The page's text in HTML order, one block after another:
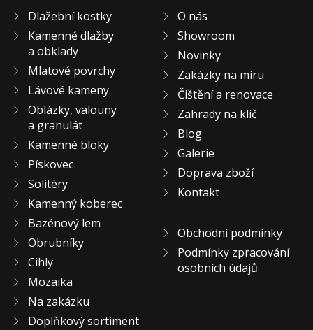
KAMENNÉ DLAŽBY, OBKLADY
MLATOVÉ POVRCHY
ZAKÁZKY NA MÍRU
VÝPRODEJ
NOVINKY
BLOG
KONTAKT
Dlažební kostky
Kamenné dlažby
a obklady
Mlatové povrchy
Lávové kameny
Oblázky, valouny
a granulát
Kamenné bloky
Pískovec
Solitéry
Kamenný koberec
Bazénový lem
Obrubníky
Cihly
Mozaika
Na zakázku
Doplňkový sortiment
O nás
Showroom
Novinky
Zakázky na míru
Čištění a renovace
Zahrady na klíč
Blog
Galerie
Doprava zboží
Kontakt
Obchodní podmínky
Podmínky zpracování
osobních údajů